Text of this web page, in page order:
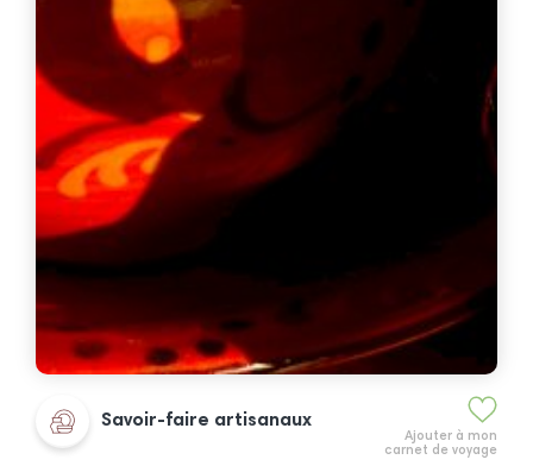
Ajouter à mon
carnet de voyage
Savoir-faire artisanaux